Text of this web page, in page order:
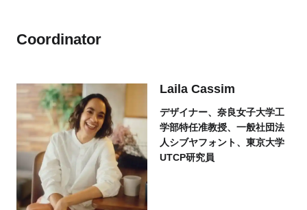
Coordinator
Laila Cassim
デザイナー、奈良女子大学工
学部特任准教授、一般社団法
人シブヤフォント、東京大学
UTCP研究員